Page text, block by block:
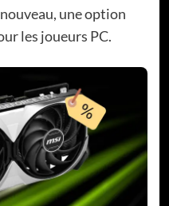
une option
les joueurs PC.